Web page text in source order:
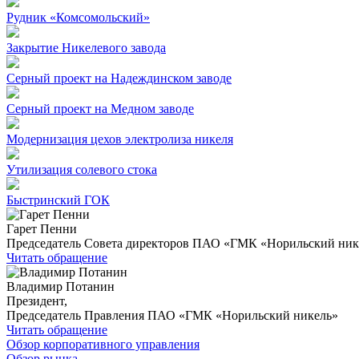
Рудник «Комсомольский»
Закрытие Никелевого завода
Серный проект на Надеждинском заводе
Серный проект на Медном заводе
Модернизация цехов электролиза никеля
Утилизация солевого стока
Быстринский ГОК
Гарет Пенни
Председатель Совета директоров ПАО «ГМК «Норильский
Читать обращение
Владимир Потанин
Президент,
Председатель Правления ПАО «ГМК «Норильский никель»
Читать обращение
Обзор корпоративного управления